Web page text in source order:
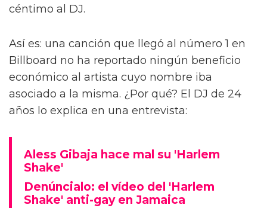
céntimo al DJ.
Así es: una canción que llegó al número 1 en
Billboard no ha reportado ningún beneficio
económico al artista cuyo nombre iba
asociado a la misma. ¿Por qué? El DJ de 24
años lo explica en una entrevista:
Aless Gibaja hace mal su 'Harlem
Shake'
Denúncialo: el vídeo del 'Harlem
Shake' anti-gay en Jamaica